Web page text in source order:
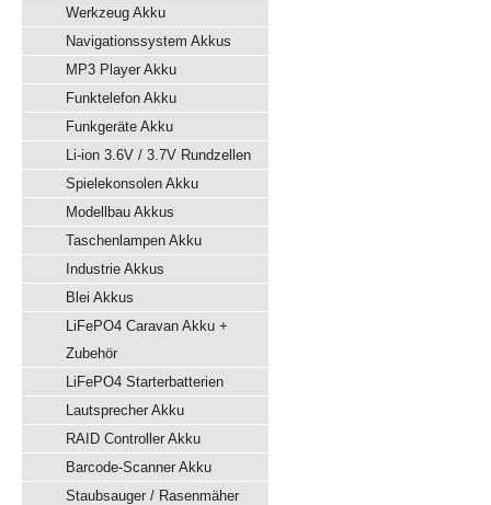
Werkzeug Akku
Navigationssystem Akkus
MP3 Player Akku
Funktelefon Akku
Funkgeräte Akku
Li-ion 3.6V / 3.7V Rundzellen
Spielekonsolen Akku
Modellbau Akkus
Taschenlampen Akku
Industrie Akkus
Blei Akkus
LiFePO4 Caravan Akku +
Zubehör
LiFePO4 Starterbatterien
Lautsprecher Akku
RAID Controller Akku
Barcode-Scanner Akku
Staubsauger / Rasenmäher